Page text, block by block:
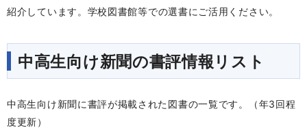
紹介しています。 学校図書館等での選書にご活用ください。
中高生向け新聞の書評情報リスト
中高生向け新聞に書評が掲載された図書の一覧です。（年3回程
度更新）